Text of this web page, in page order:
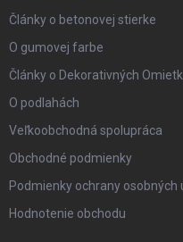
Články o betonovej stierke
O gumovej farbe
Články o Dekorativných
O podlahách
Veľkoobchodná spolupráca
Obchodné podmienky
Podmienky ochrany osobných
Hodnotenie obchodu